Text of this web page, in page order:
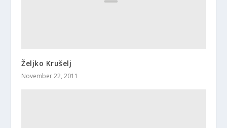
Željko Krušelj
November 22, 2011